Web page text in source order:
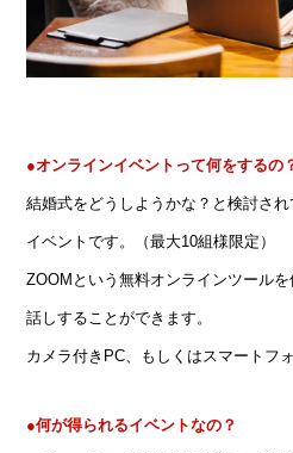
●オンラインイベントって何をするの
結婚式をどうしようかな？と検討さ
イベントです。（最大10組様限定）
ZOOMという無料オンラインツール
話しすることができます。
カメラ付きPC、もしくはスマートフ
●何が得られるイベントなの？